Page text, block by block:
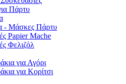
Πάρτυ
- Μάσκες Πάρτυ
Papier Mache
Φελιζόλ
για Αγόρι
για Κορίτσι